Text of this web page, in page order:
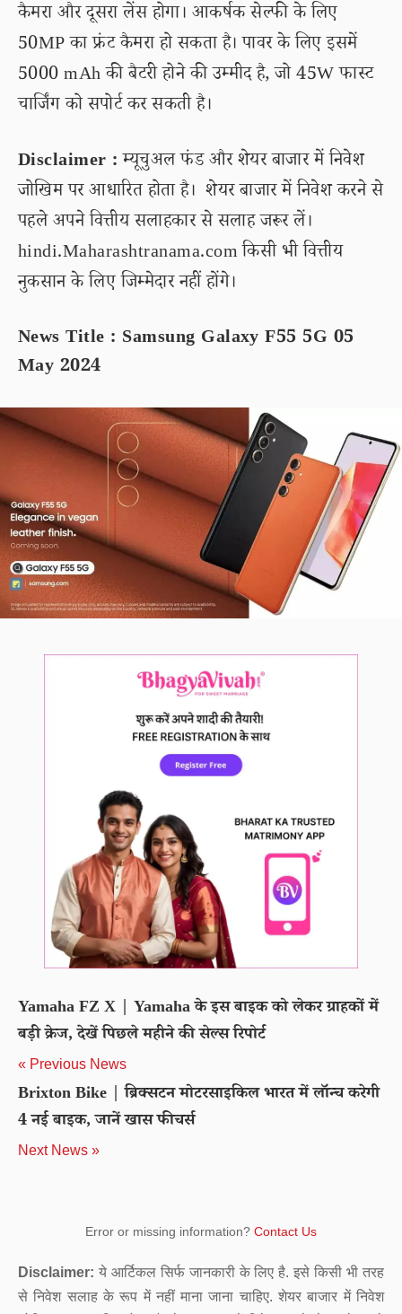
कैमरा और दूसरा लेंस होगा। आकर्षक सेल्फी के लिए
50MP का फ्रंट कैमरा हो सकता है। पावर के लिए इसमें
5000 mAh की बैटरी होने की उम्मीद है, जो 45W फास्ट
चार्जिंग को सपोर्ट कर सकती है।
Disclaimer :म्यूचुअल फंड और शेयर बाजार में निवेश
जोखिम पर आधारित होता है। शेयर बाजार में निवेश करने से
पहले अपने वित्तीय सलाहकार से सलाह जरूर लें।
hindi.Maharashtranama.com किसी भी वित्तीय
नुकसान के लिए जिम्मेदार नहीं होंगे।
News Title : Samsung Galaxy F55 5G 05
May 2024
Yamaha FZ X | Yamaha के इस बाइक को लेकर ग्राहकों में
बड़ी क्रेज, देखें पिछले महीने की सेल्स रिपोर्ट
« Previous News
Brixton Bike | ब्रिक्सटन मोटरसाइकिल भारत में लॉन्च करेगी
4 नई बाइक, जानें खास फीचर्स
Next News »
Error or missing information? Contact Us
Disclaimer: ये आर्टिकल सिर्फ जानकारी के लिए है. इसे किसी भी तरह
से निवेश सलाह के रूप में नहीं माना जाना चाहिए. शेयर बाजार में निवेश